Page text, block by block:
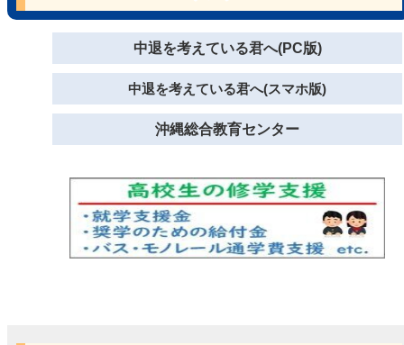
中退を考えている君へ(PC版)
中退を考えている君へ(スマホ版)
沖縄総合教育センター